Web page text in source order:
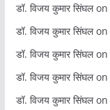
डॉ. विजय कुमार सिंघलon
डॉ. विजय कुमार सिंघलon
डॉ. विजय कुमार सिंघलon
डॉ. विजय कुमार सिंघलon
डॉ. विजय कुमार सिंघलon